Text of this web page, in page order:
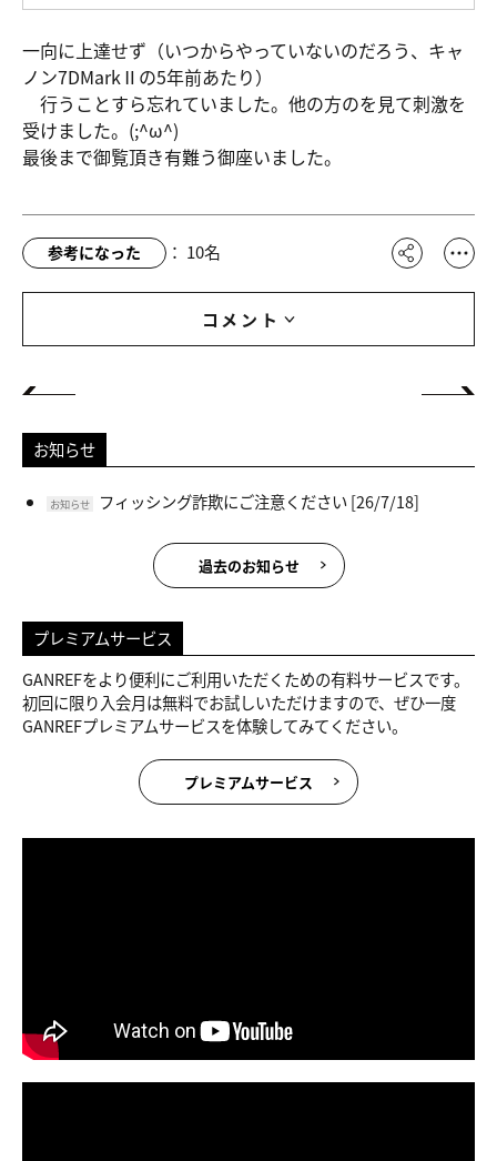
一向に上達せず（いつからやっていないのだろう、キャ
ノン7DMarkⅡの5年前あたり）
行うことすら忘れていました。他の方のを見て刺激を
受けました。(;^ω^)
最後まで御覧頂き有難う御座いました。
参考になった ： 10名
コメント
お知らせ
お知らせ フィッシング詐欺にご注意ください[26/7/18]
過去のお知らせ
プレミアムサービス
GANREFをより便利にご利用いただくための有料サービスです。
初回に限り入会月は無料でお試しいただけますので、ぜひ一度
GANREFプレミアムサービスを体験してみてください。
プレミアムサービス